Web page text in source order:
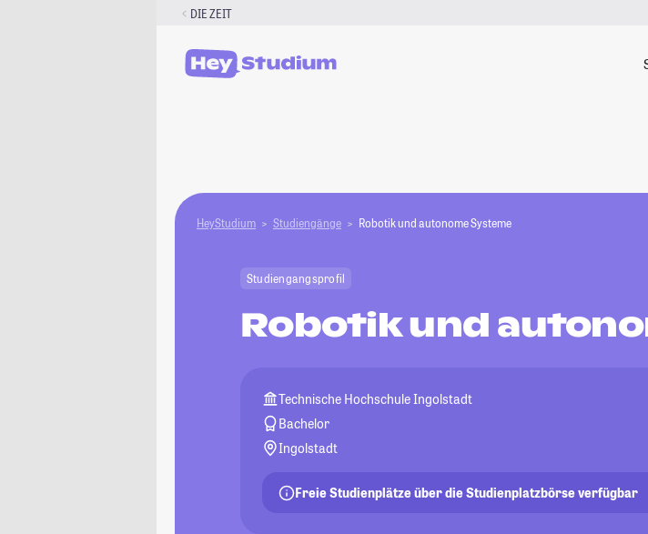
DIE ZEIT
HeyStudium Studiengänge Robotik und autonome Systeme
Studiengangsprofil
Robotik und
Technische Hochschule Ingolstadt
Bachelor
Ingolstadt
Freie Studienplätze über die Studienplatzbörse verfügbar